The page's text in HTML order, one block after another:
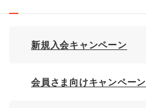
新規入会キャンペーン
会員さま向けキャンペーン